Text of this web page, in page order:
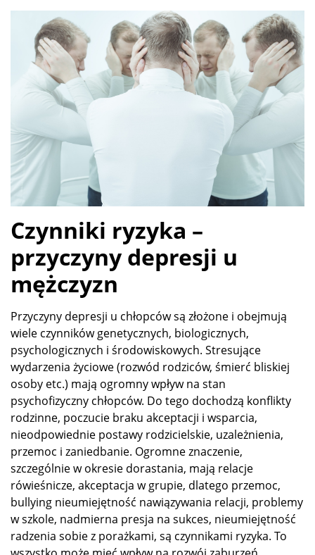
Czynniki ryzyka –
przyczyny depresji u
mężczyzn
Przyczyny depresji u chłopców są złożone i obejmują
wiele czynników genetycznych, biologicznych,
psychologicznych i środowiskowych. Stresujące
wydarzenia życiowe (rozwód rodziców, śmierć bliskiej
osoby etc.) mają ogromny wpływ na stan
psychofizyczny chłopców. Do tego dochodzą konflikty
rodzinne, poczucie braku akceptacji i wsparcia,
nieodpowiednie postawy rodzicielskie, uzależnienia,
przemoc i zaniedbanie. Ogromne znaczenie,
szczególnie w okresie dorastania, mają relacje
rówieśnicze, akceptacja w grupie, dlatego przemoc,
bullying nieumiejętność nawiązywania relacji, problemy
w szkole, nadmierna presja na sukces, nieumiejętność
radzenia sobie z porażkami, są czynnikami ryzyka. To